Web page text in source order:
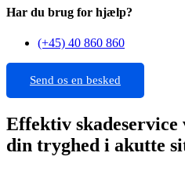
Har du brug for hjælp?
(+45) 40 860 860
Send os en besked
Effektiv skadeservice
din tryghed i akutte